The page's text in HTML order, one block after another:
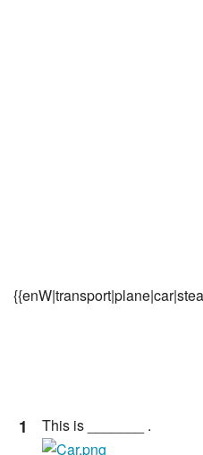
1 This is _______ .